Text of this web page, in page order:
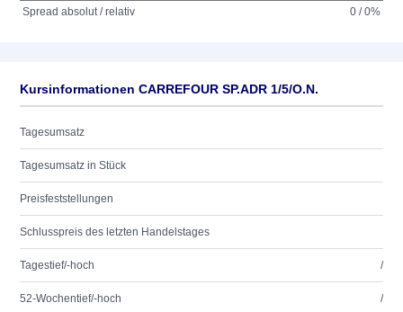
Spread absolut / relativ
0 / 0%
Kursinformationen CARREFOUR SP.ADR 1/5/O.N.
Tagesumsatz
Tagesumsatz in Stück
Preisfeststellungen
Schlusspreis des letzten Handelstages
Tagestief/-hoch /
52-Wochentief/-hoch /